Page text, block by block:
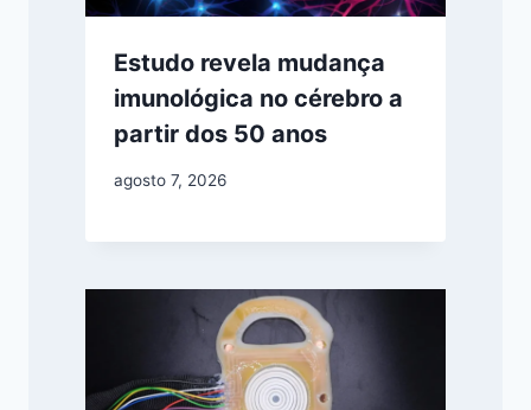
Estudo revela mudança
imunológica no cérebro a
partir dos 50 anos
agosto 7, 2026